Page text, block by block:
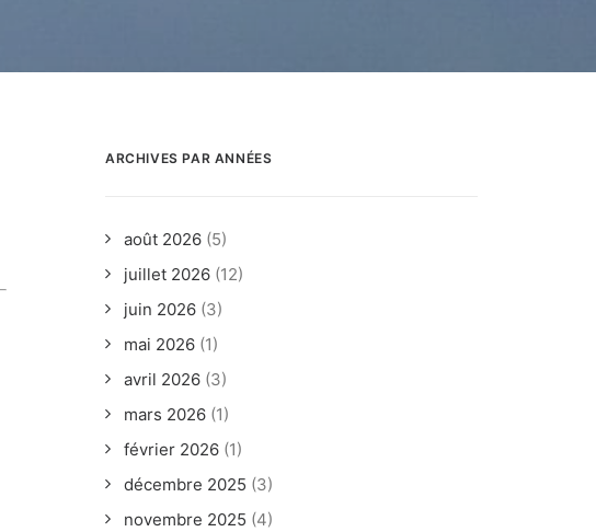
ARCHIVES PAR ANNÉES
août 2026 (5)
juillet 2026 (12)
juin 2026 (3)
mai 2026 (1)
avril 2026 (3)
mars 2026 (1)
février 2026 (1)
décembre 2025 (3)
novembre 2025 (4)